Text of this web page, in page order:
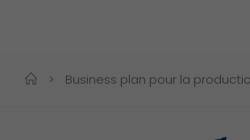
> Business plan pour la